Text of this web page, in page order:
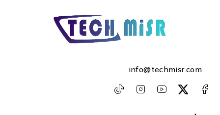
info@techmisr.com